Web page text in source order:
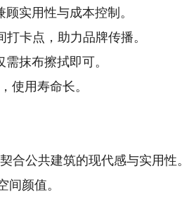
实用性与成本控制。
卡点，助力品牌传播。
抹布擦拭即可。
使用寿命长。
合公共建筑的现代感与实用性。
颜值。